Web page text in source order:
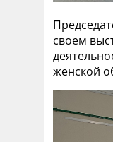
своем
женской